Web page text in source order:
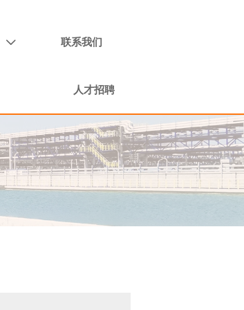
 联系我们
人才招聘